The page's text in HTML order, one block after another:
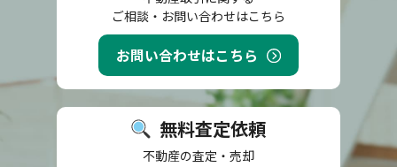
ご相談・お問い合わせはこちら
お問い合わせはこちら
無料査定依頼
不動産の査定・売却